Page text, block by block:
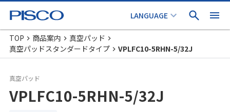
TOP 商品案内
真空パッド
真空パッドスタンダードタイプ
VPLFC10-5RHN-5/32J
真空パッド
VPLFC10-5RHN-5/32J